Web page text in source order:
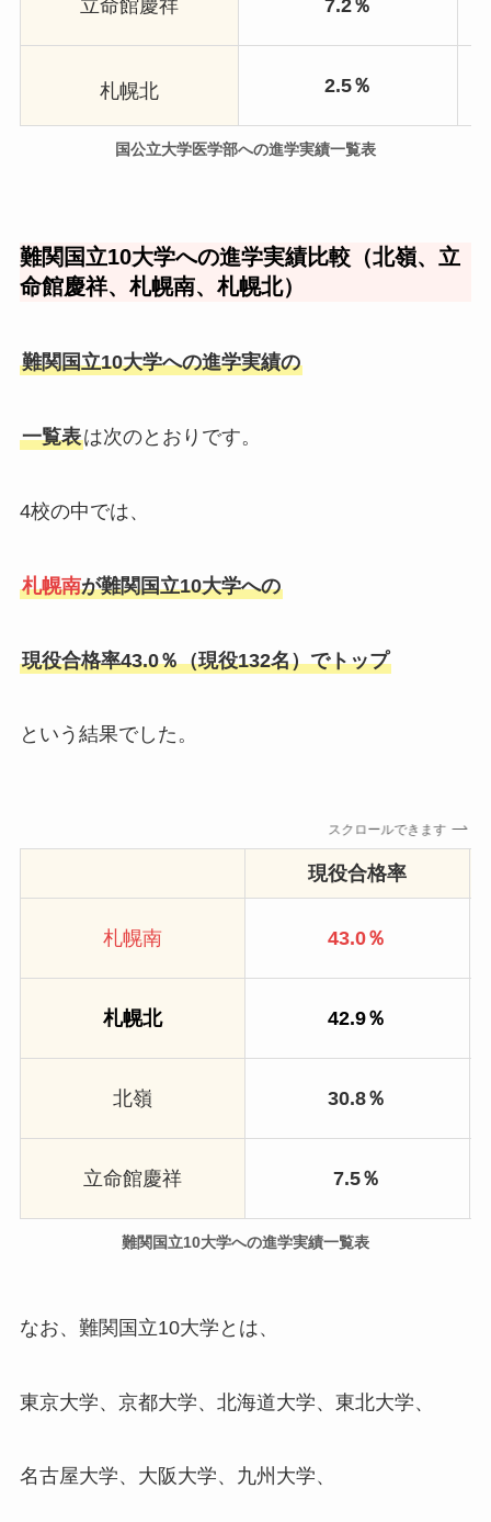
立命館慶祥 7.2％
札幌北 2.5％
国公立大学医学部への進学実績一覧表
難関国立10大学への進学実績比較（北嶺、立
命館慶祥、札幌南、札幌北）
難関国立10大学への進学実績の
一覧表は次のとおりです。
4校の中では、
札幌南が難関国立10大学への
現役合格率43.0％（現役132名）でトップ
という結果でした。
スクロールできます
現役合格率
札幌南 43.0％
札幌北 42.9％
北嶺 30.8％
立命館慶祥 7.5％
難関国立10大学への進学実績一覧表
なお、難関国立10大学とは、
東京大学、京都大学、北海道大学、東北大学、
名古屋大学、大阪大学、九州大学、